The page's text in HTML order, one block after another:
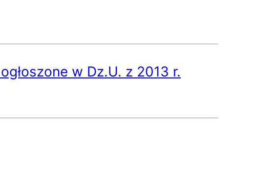
w Dz.U. z 2013 r.